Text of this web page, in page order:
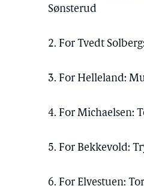
Sønsterud
2. For Tvedt
3. For Helleland:
4. For Michaelsen:
5. For Bekkevold:
6. For Elvestuen: